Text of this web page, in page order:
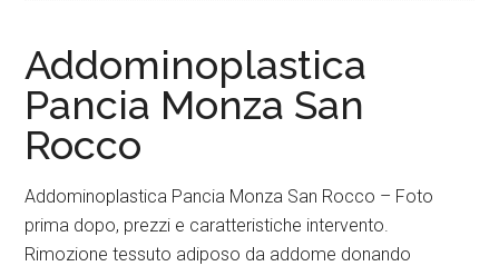
Addominoplastica
Pancia Monza San
Rocco
Addominoplastica Pancia Monza San Rocco – Foto
prima dopo, prezzi e caratteristiche intervento.
Rimozione tessuto adiposo da addome donando